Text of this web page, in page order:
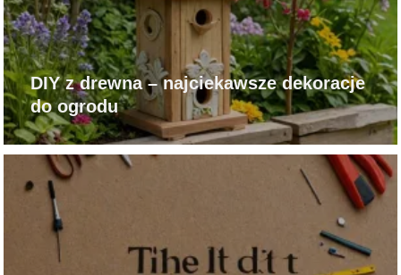
DIY z drewna – najciekawsze dekoracje
do ogrodu